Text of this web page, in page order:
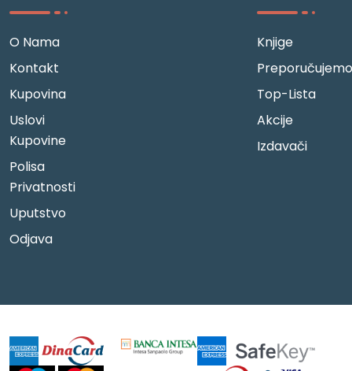
O Nama
Kontakt
Kupovina
Uslovi
Kupovine
Polisa
Privatnosti
Uputstvo
Odjava
Knjige
Preporučujemo
Top-Lista
Akcije
Izdavači